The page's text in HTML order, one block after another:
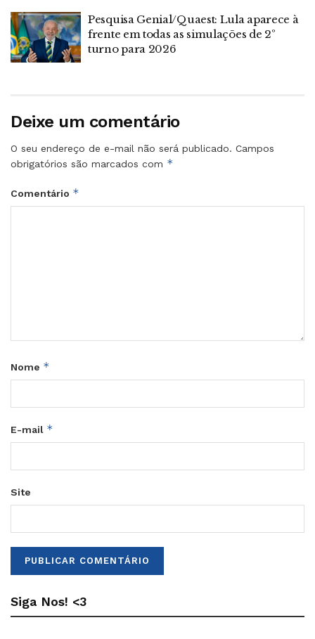
Pesquisa Genial/Quaest: Lula aparece à
frente em todas as simulações de 2º
turno para 2026
Deixe um comentário
O seu endereço de e-mail não será publicado. Campos
obrigatórios são marcados com *
Comentário *
Nome *
E-mail *
Site
Siga Nos! <3